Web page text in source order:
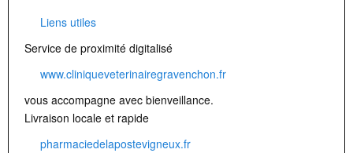
Liens utiles
Service de proximité digitalisé
www.cliniqueveterinairegravenchon.fr
vous accompagne avec bienveillance.
Livraison locale et rapide
pharmaciedelapostevigneux.fr